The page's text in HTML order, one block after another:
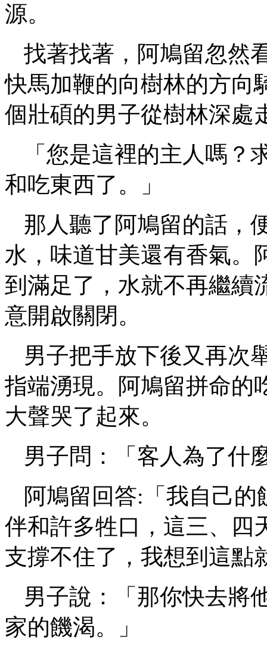
源。
找著找著，阿鳩留忽然
快馬加鞭的向樹林的方向
個壯碩的男子從樹林深處
「您是這裡的主人嗎
和吃東西了。」
那人聽了阿鳩留的話，
水，味道甘美還有香氣。
到滿足了，水就不再繼續
意開啟關閉。
男子把手放下後又再次
指端湧現。阿鳩留拼命的
大聲哭了起來。
男子問：「客人為了什
阿鳩留回答:「我自己的
伴和許多牲口，這三、四
支撐不住了，我想到這點
男子說：「那你快去將
家的饑渴。」